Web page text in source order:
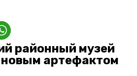
районный музей
артефактом